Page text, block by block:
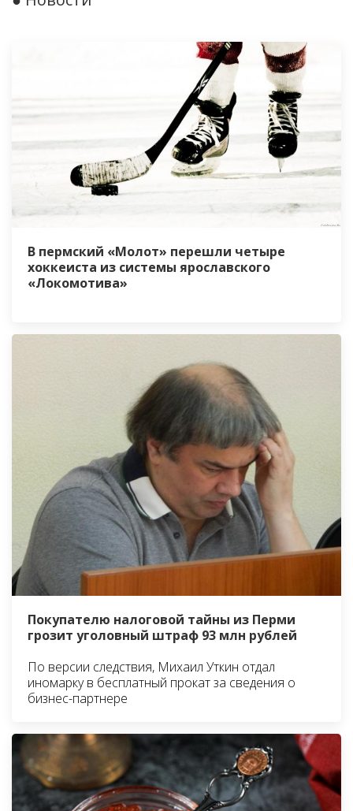
В пермский «Молот» перешли четыре
хоккеиста из системы ярославского
«Локомотива»
Покупателю налоговой тайны из Перми
грозит уголовный штраф 93 млн рублей
По версии следствия, Михаил Уткин отдал
иномарку в бесплатный прокат за сведения о
бизнес-партнере